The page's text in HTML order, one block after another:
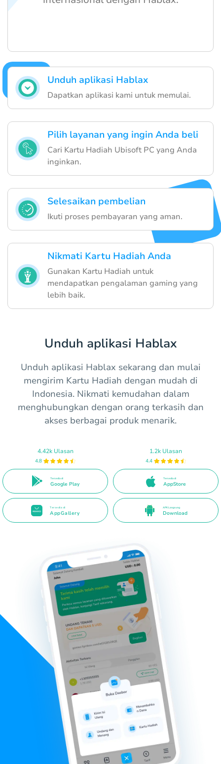
Unduh aplikasi Hablax
Dapatkan aplikasi kami untuk memulai.
Pilih layanan yang ingin Anda beli
Cari Kartu Hadiah Ubisoft PC yang Anda
inginkan.
Selesaikan pembelian
Ikuti proses pembayaran yang aman.
Nikmati Kartu Hadiah Anda
Gunakan Kartu Hadiah untuk
mendapatkan pengalaman gaming yang
lebih baik.
Unduh aplikasi Hablax
Unduh aplikasi Hablax sekarang dan mulai
mengirim Kartu Hadiah dengan mudah di
Indonesia. Nikmati kemudahan dalam
menghubungkan dengan orang terkasih dan
akses berbagai produk menarik.
4.42k Ulasan
4.8
Tersedia di
Google Play
1.2k Ulasan
4.4
Tersedia di
AppStore
Tersedia di
AppGallery
APK Langsung
Download